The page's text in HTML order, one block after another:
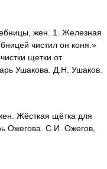
жен. 1. Железная
чистил он коня.»
щетки от
Ушакова. Д.Н. Ушаков.
Жёсткая щётка для
Ожегова. С.И. Ожегов,